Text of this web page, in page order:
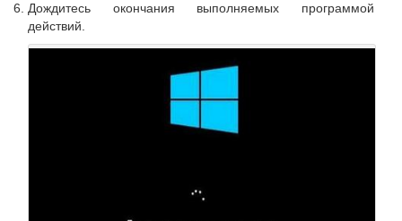
Дождитесь окончания выполняемых программой
действий.